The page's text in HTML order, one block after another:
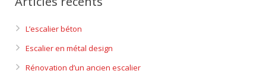
L’escalier béton
Escalier en métal design
Rénovation d’un ancien escalier